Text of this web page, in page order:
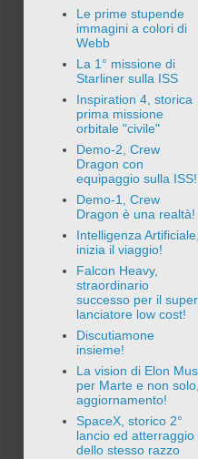
Le prime stupende
immagini a colori di
Webb
La 1° missione di
Starliner sulla ISS
Inspiration 4, storica
prima missione
orbitale "civile"
Demo-2, Crew
Dragon con
equipaggio sulla ISS!
Demo-1, Crew
Dragon è una realtà!
Intelligenza Artificiale,
inizia il viaggio!
Falcon Heavy,
straordinario
successo per il super
lanciatore low cost!
Discutiamone
insieme!
La vision di Elon
per Marte e non solo,
aggiornamento!
SpaceX, storico 2°
lancio ed atterraggio
dello stesso razzo